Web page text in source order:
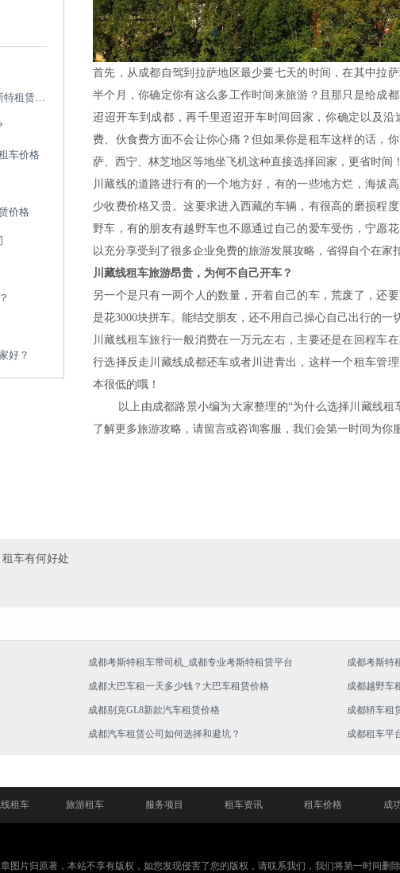
成都考斯特租车带司机_成都专业考斯特租赁平台
车价格
价格
好？
首先，从成都自驾到拉萨地区最少要七天的时间，在其中拉
半个月，你确定你有这么多工作时间来旅游？且那只是给成
迢迢开车到成都，再千里迢迢开车时间回家，你确定以及
费、伙食费方面不会让你心痛？但如果你是租车这样的话，
萨、西宁、林芝地区等地坐飞机这种直接选择回家，更省时间！
川藏线的道路进行有的一个地方好，有的一些地方烂，海拔
少收费价格又贵。这要求进入西藏的车辆，有很高的磨损程
野车，有的朋友有越野车也不愿通过自己的爱车受伤，宁愿
以充分享受到了很多企业免费的旅游发展攻略，省得自个在家
川藏线租车旅游昂贵，为何不自己开车？
另一个是只有一两个人的数量，开着自己的车，荒废了，还
是花3000块拼车。能结交朋友，还不用自己操心自己出行的一
川藏线租车旅行一般消费在一万元左右，主要还是在回程车
行选择反走川藏线成都还车或者川进青出，这样一个租车管
本很低的哦！
以上由成都路景小编为大家整理的“为什么选择川藏线
了解更多旅游攻略，请留言或咨询客服，我们会第一时间为你
车有何好处
成都考斯特租车带司机_成都专业考斯特租赁平台 成都考斯特
成都大巴车租一天多少钱？大巴车租赁价格 成都越野车
成都别克GL8新款汽车租赁价格 成都轿车租
成都汽车租赁公司如何选择和避坑？ 成都租车平
租车 旅游租车 服务项目 租车资讯 租车价格 成
图片归原著，本站不享有版权，如您发现侵害了您的版权，请联系我们，我们将第一时间删